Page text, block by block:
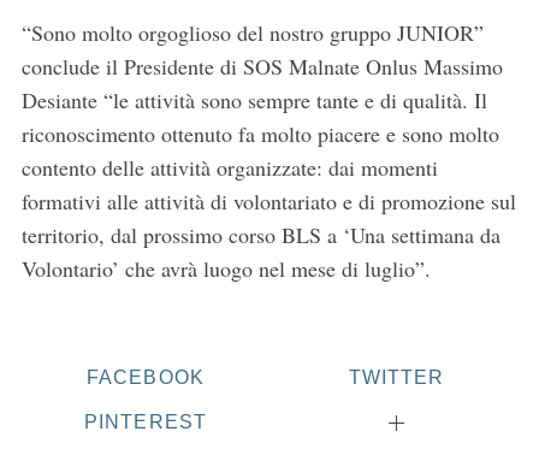
“Sono molto orgoglioso del nostro gruppo JUNIOR”
conclude il Presidente di SOS Malnate Onlus Massimo
Desiante “le attività sono sempre tante e di qualità. Il
riconoscimento ottenuto fa molto piacere e sono molto
contento delle attività organizzate: dai momenti
formativi alle attività di volontariato e di promozione sul
territorio, dal prossimo corso BLS a ‘Una settimana da
Volontario’ che avrà luogo nel mese di luglio”.
FACEBOOK TWITTER
PINTEREST